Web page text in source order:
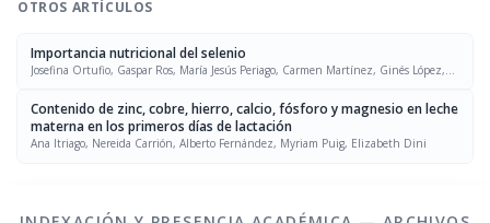
OTROS ARTÍCULOS
Importancia nutricional del selenio
Josefina Ortufio, Gaspar Ros, María Jesús Periago, Carmen Martínez, Ginés López,
Contenido de zinc, cobre, hierro, calcio, fósforo y magnesio en leche
materna en los primeros días de lactación
Ana Itriago, Nereida Carrión, Alberto Fernández, Myriam Puig, Elizabeth Dini